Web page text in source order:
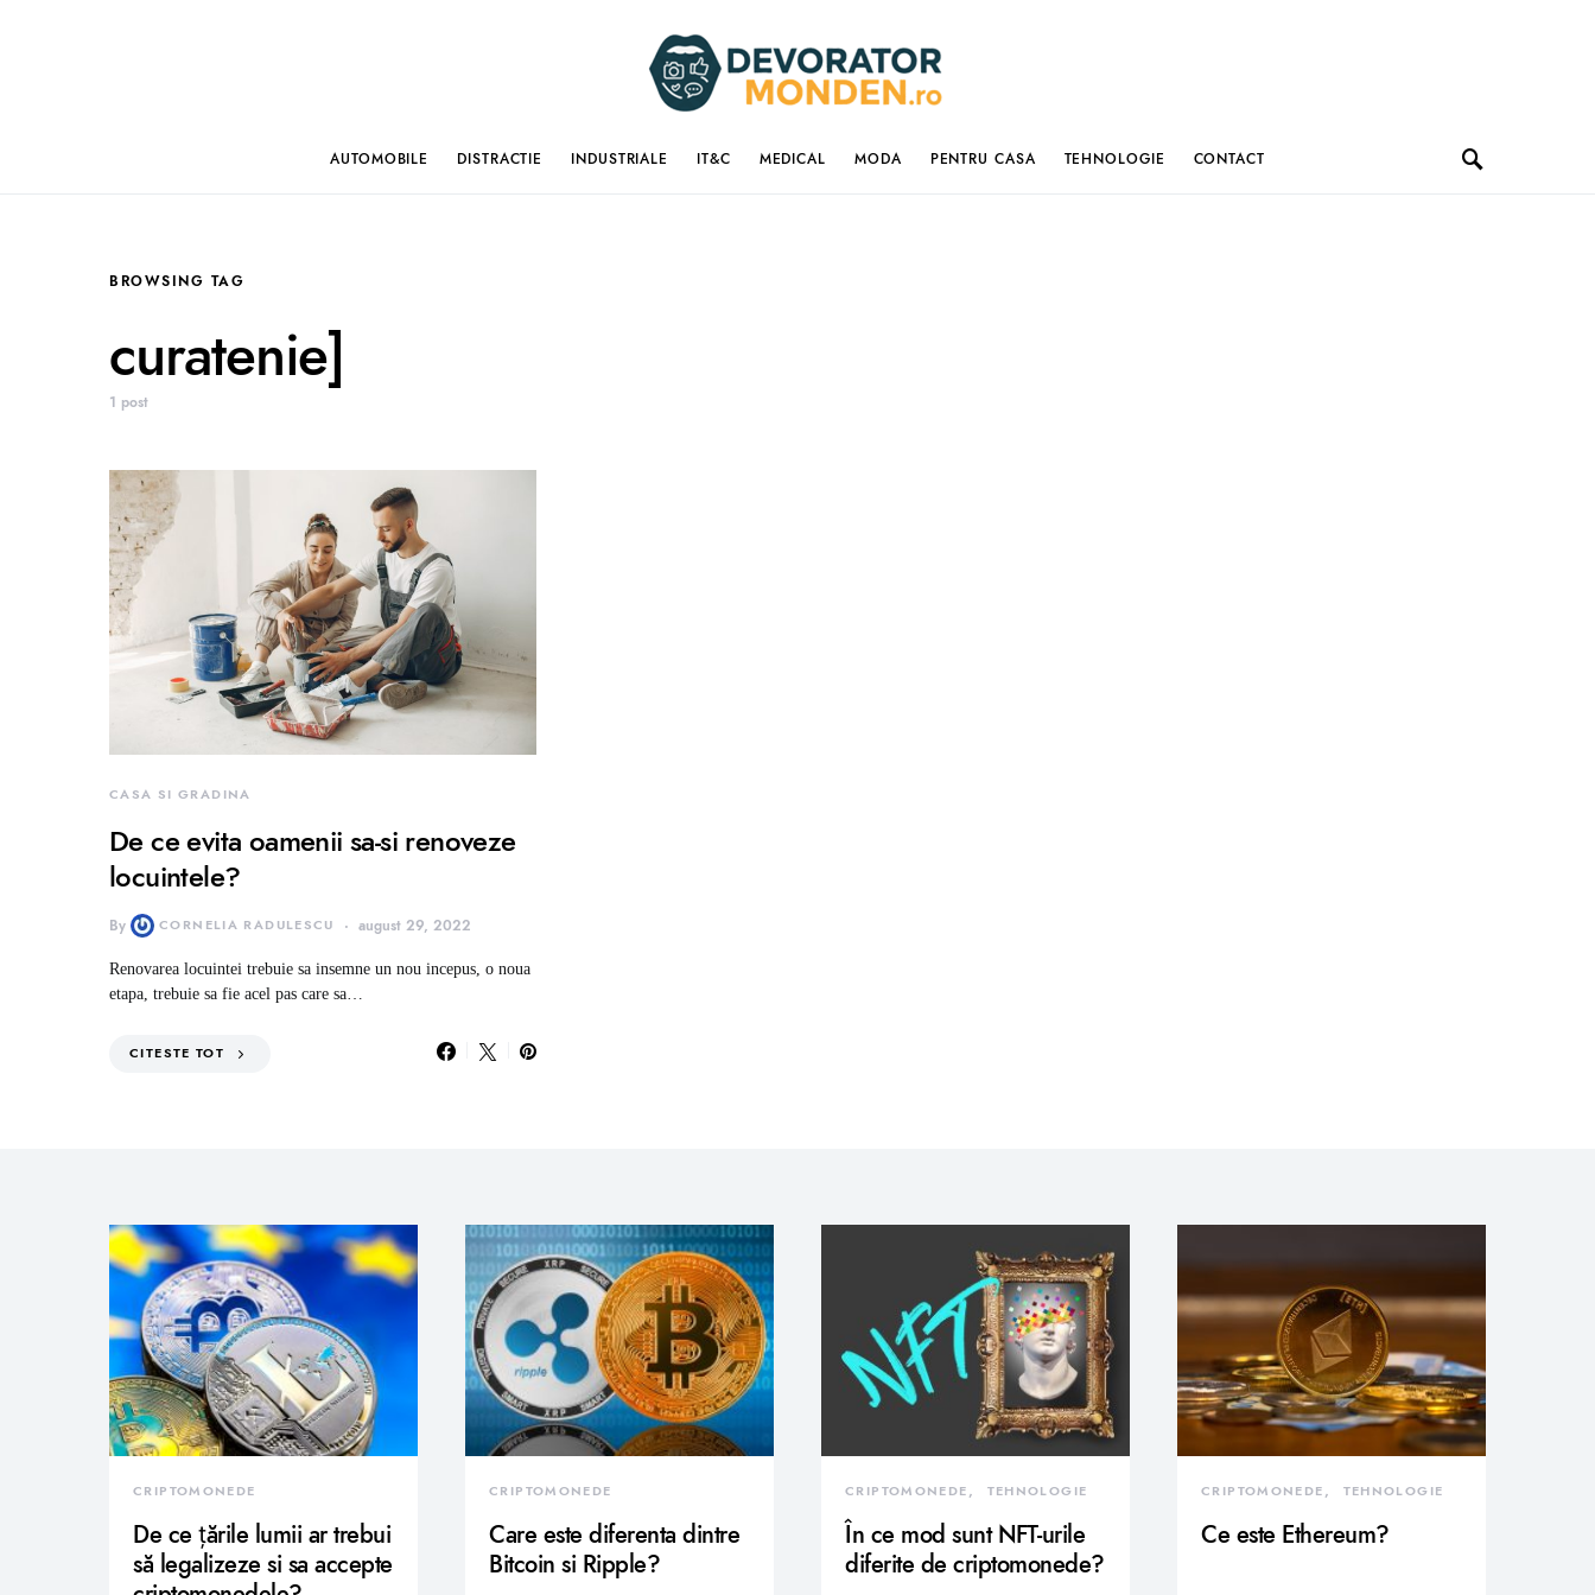
AUTOMOBILE DISTRACTIE INDUSTRIALE IT&C MEDICAL MODA PENTRU CASA TEHNOLOGIE CONTACT
BROWSING TAG
curatenie]
1 post
CASA SI GRADINA
De ce evita oamenii sa-si renoveze
locuintele?
By CORNELIA RADULESCU august 29, 2022
Renovarea locuintei trebuie sa insemne un nou incepus, o noua
etapa, trebuie sa fie acel pas care sa…
CITESTE TOT
CRIPTOMONEDE
De ce țările lumii ar trebui
să legalizeze si sa accepte
CRIPTOMONEDE
Care este diferenta dintre
Bitcoin si Ripple?
CRIPTOMONEDE TEHNOLOGIE
În ce mod sunt NFT-urile
diferite de criptomonede?
CRIPTOMONEDE TEHNOLOGIE
Ce este Ethereum?